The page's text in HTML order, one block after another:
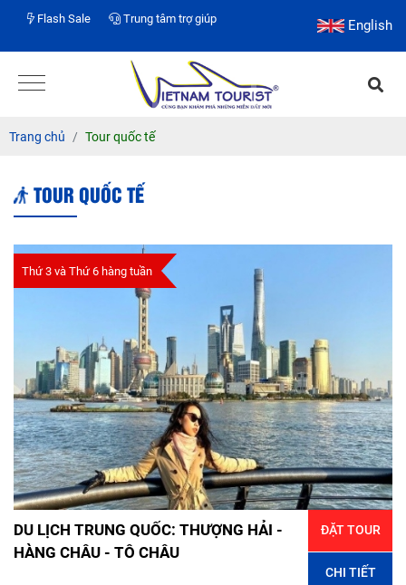
Flash Sale Trung tâm trợ giúp English
Trang chủ Tour quốc tế
TOUR QUỐC TẾ
Thứ 3 và Thứ 6 hàng tuần
DU LỊCH TRUNG QUỐC: THƯỢNG HẢI -
HÀNG CHÂU - TÔ CHÂU
ĐẶT TOUR
CHI TIẾT